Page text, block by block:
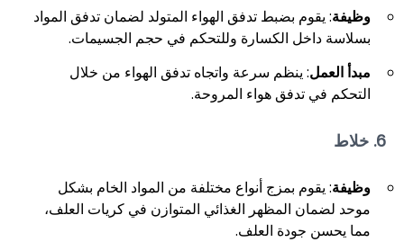
وظيفة: يقوم بضبط تدفق الهواء المتولد لضمان تدفق المواد
بسلاسة داخل الكسارة وللتحكم في حجم الجسيمات.
مبدأ العمل: ينظم سرعة واتجاه تدفق الهواء من خلال
التحكم في تدفق هواء المروحة.
6. خلاط
وظيفة: يقوم بمزج أنواع مختلفة من المواد الخام بشكل
موحد لضمان المظهر الغذائي المتوازن في كريات العلف،
مما يحسن جودة العلف.